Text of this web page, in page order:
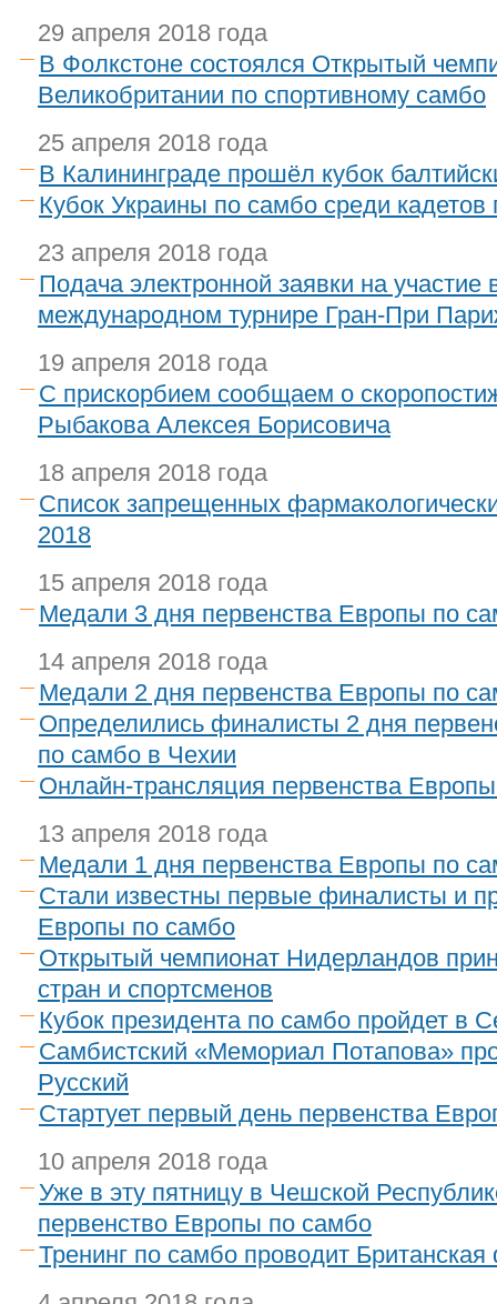
29 апреля 2018 года
В Фолкстоне состоялся Открытый
Великобритании по спортивному самбо
25 апреля 2018 года
В Калининграде прошёл кубок
Кубок Украины по самбо среди
23 апреля 2018 года
Подача электронной заявки на участие
международном турнире Гран-При
19 апреля 2018 года
С прискорбием сообщаем о
Рыбакова Алексея Борисовича
18 апреля 2018 года
Список запрещенных
2018
15 апреля 2018 года
Медали 3 дня первенства Европы по
14 апреля 2018 года
Медали 2 дня первенства Европы по
Определились финалисты 2 дня
по самбо в Чехии
Онлайн-трансляция первенства
13 апреля 2018 года
Медали 1 дня первенства Европы по
Стали известны первые финалисты и
Европы по самбо
Открытый чемпионат Нидерландов
стран и спортсменов
Кубок президента по самбо пройдет в
Самбистский «Мемориал Потапова»
Русский
Стартует первый день первенства
10 апреля 2018 года
Уже в эту пятницу в Чешской
первенство Европы по самбо
Тренинг по самбо проводит